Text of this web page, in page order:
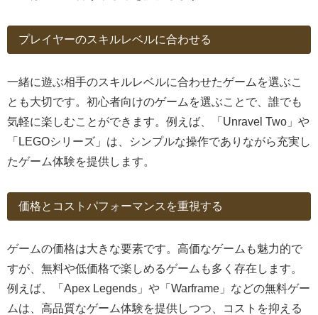
プレイヤーのスキルレベルに合わせる
一緒に遊ぶ相手のスキルレベルに合わせたゲームを選ぶこ
とも大切です。初心者向けのゲームを選ぶことで、誰でも
気軽に楽しむことができます。例えば、「Unravel Two」や
「LEGOシリーズ」は、シンプルな操作でありながら充実し
たゲーム体験を提供します。
価格とコストパフォーマンスを重視する
ゲームの価格は大きな要素です。高価なゲームも魅力的で
すが、無料や低価格で楽しめるゲームも多く存在します。
例えば、「Apex Legends」や「Warframe」などの無料ゲー
ムは、高品質なゲーム体験を提供しつつ、コストを抑える